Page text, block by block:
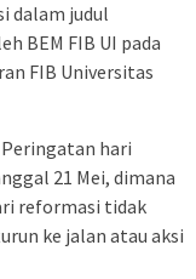
dalam judul
BEM FIB UI pada
FIB Universitas
hari
21 Mei, dimana
reformasi tidak
ke jalan atau aksi